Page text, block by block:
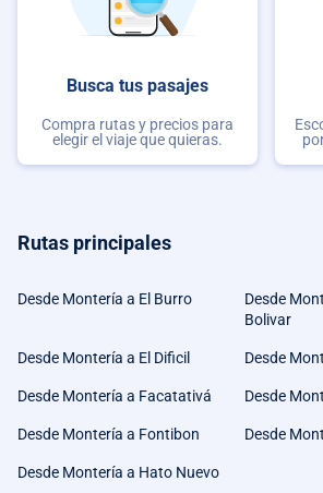
Busca tus pasajes
Compra rutas y precios para
elegir el viaje que quieras.
Rutas principales
Desde Montería a El Burro
Desde
Bolivar
Desde Montería a El Dificil Desde
Desde Montería a Facatativá Desde
Desde Montería a Fontibon Desde
Desde Montería a Hato Nuevo